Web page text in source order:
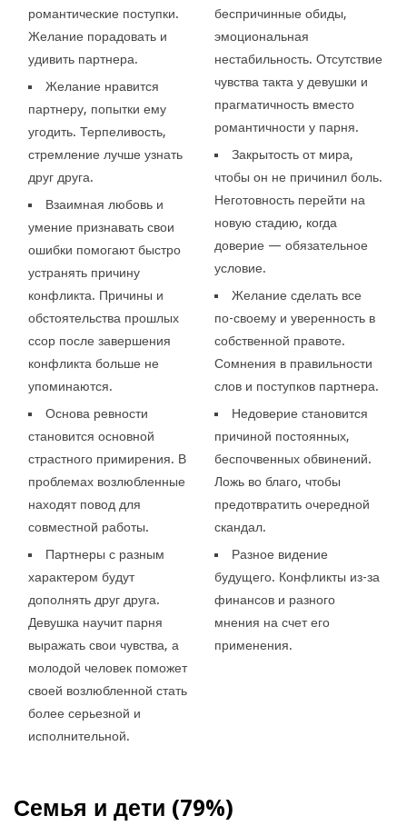
романтические поступки.
Желание порадовать и
удивить партнера.
Желание нравится
партнеру, попытки ему
угодить. Терпеливость,
стремление лучше узнать
друг друга.
Взаимная любовь и
умение признавать свои
ошибки помогают быстро
устранять причину
конфликта. Причины и
обстоятельства прошлых
ссор после завершения
конфликта больше не
упоминаются.
Основа ревности
становится основной
страстного примирения. В
проблемах возлюбленные
находят повод для
совместной работы.
Партнеры с разным
характером будут
дополнять друг друга.
Девушка научит парня
выражать свои чувства, а
молодой человек поможет
своей возлюбленной стать
более серьезной и
исполнительной.
беспричинные обиды,
эмоциональная
нестабильность. Отсутствие
чувства такта у девушки и
прагматичность вместо
романтичности у парня.
Закрытость от мира,
чтобы он не причинил боль.
Неготовность перейти на
новую стадию, когда
доверие — обязательное
условие.
Желание сделать все
по-своему и уверенность в
собственной правоте.
Сомнения в правильности
слов и поступков партнера.
Недоверие становится
причиной постоянных,
беспочвенных обвинений.
Ложь во благо, чтобы
предотвратить очередной
скандал.
Разное видение
будущего. Конфликты из-за
финансов и разного
мнения на счет его
применения.
Семья и дети (79%)